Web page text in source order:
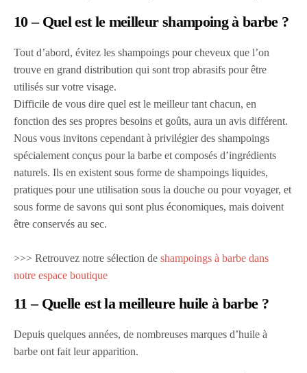
10 – Quel est le meilleur shampoing à barbe ?
Tout d’abord, évitez les shampoings pour cheveux que l’on
trouve en grand distribution qui sont trop abrasifs pour être
utilisés sur votre visage.
Difficile de vous dire quel est le meilleur tant chacun, en
fonction des ses propres besoins et goûts, aura un avis différent.
Nous vous invitons cependant à privilégier des shampoings
spécialement conçus pour la barbe et composés d’ingrédients
naturels. Ils en existent sous forme de shampoings liquides,
pratiques pour une utilisation sous la douche ou pour voyager, et
sous forme de savons qui sont plus économiques, mais doivent
être conservés au sec.
>>> Retrouvez notre sélection de shampoings à barbe dans
notre espace boutique
11 – Quelle est la meilleure huile à barbe ?
Depuis quelques années, de nombreuses marques d’huile à
barbe ont fait leur apparition.